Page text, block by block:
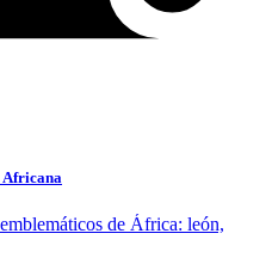
Africana
de África: león,